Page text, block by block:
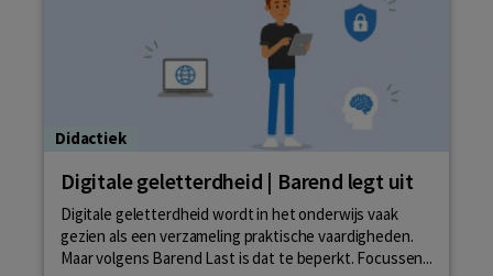
Didactiek
Digitale geletterdheid | Barend legt uit
Digitale geletterdheid wordt in het onderwijs vaak
gezien als een verzameling praktische vaardigheden.
Maar volgens Barend Last is dat te beperkt. Focussen...